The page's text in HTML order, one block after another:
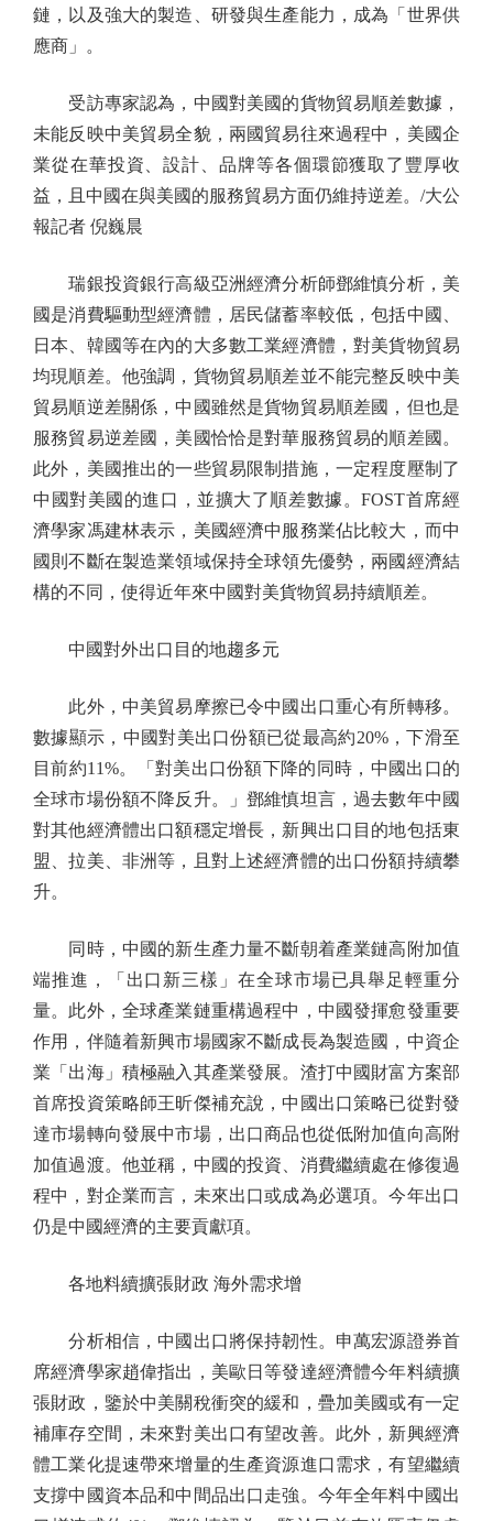
鏈，以及強大的製造、研發與生產能力，成為「世界供
應商」。
受訪專家認為，中國對美國的貨物貿易順差數據，
未能反映中美貿易全貌，兩國貿易往來過程中，美國企
業從在華投資、設計、品牌等各個環節獲取了豐厚收
益，且中國在與美國的服務貿易方面仍維持逆差。/大公
報記者 倪巍晨
瑞銀投資銀行高級亞洲經濟分析師鄧維慎分析，美
國是消費驅動型經濟體，居民儲蓄率較低，包括中國、
日本、韓國等在內的大多數工業經濟體，對美貨物貿易
均現順差。他強調，貨物貿易順差並不能完整反映中美
貿易順逆差關係，中國雖然是貨物貿易順差國，但也是
服務貿易逆差國，美國恰恰是對華服務貿易的順差國。
此外，美國推出的一些貿易限制措施，一定程度壓制了
中國對美國的進口，並擴大了順差數據。FOST首席經
濟學家馮建林表示，美國經濟中服務業佔比較大，而中
國則不斷在製造業領域保持全球領先優勢，兩國經濟結
構的不同，使得近年來中國對美貨物貿易持續順差。
中國對外出口目的地趨多元
此外，中美貿易摩擦已令中國出口重心有所轉移。
數據顯示，中國對美出口份額已從最高約20%，下滑至
目前約11%。「對美出口份額下降的同時，中國出口的
全球市場份額不降反升。」鄧維慎坦言，過去數年中國
對其他經濟體出口額穩定增長，新興出口目的地包括東
盟、拉美、非洲等，且對上述經濟體的出口份額持續攀
升。
同時，中國的新生產力量不斷朝着產業鏈高附加值
端推進，「出口新三樣」在全球市場已具舉足輕重分
量。此外，全球產業鏈重構過程中，中國發揮愈發重要
作用，伴隨着新興市場國家不斷成長為製造國，中資企
業「出海」積極融入其產業發展。渣打中國財富方案部
首席投資策略師王昕傑補充說，中國出口策略已從對發
達市場轉向發展中市場，出口商品也從低附加值向高附
加值過渡。他並稱，中國的投資、消費繼續處在修復過
程中，對企業而言，未來出口或成為必選項。今年出口
仍是中國經濟的主要貢獻項。
各地料續擴張財政 海外需求增
分析相信，中國出口將保持韌性。申萬宏源證券首
席經濟學家趙偉指出，美歐日等發達經濟體今年料續擴
張財政，鑒於中美關稅衝突的緩和，疊加美國或有一定
補庫存空間，未來對美出口有望改善。此外，新興經濟
體工業化提速帶來增量的生產資源進口需求，有望繼續
支撐中國資本品和中間品出口走強。今年全年料中國出